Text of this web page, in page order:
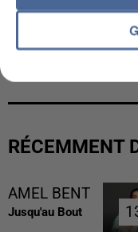
UNE TOURISTE
RÉCEMMENT
AMEL BENT
Jusqu'au Bout